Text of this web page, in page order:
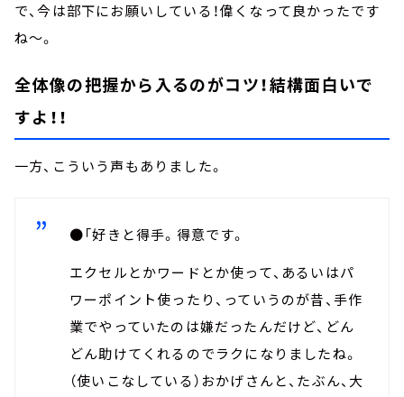
で、今は部下にお願いしている！偉くなって良かったです
ね～。
全体像の把握から入るのがコツ！結構面白いで
すよ！！
一方、こういう声もありました。
●「好きと得手。得意です。
エクセルとかワードとか使って、あるいはパ
ワーポイント使ったり、っていうのが昔、手作
業でやっていたのは嫌だったんだけど、どん
どん助けてくれるのでラクになりましたね。
（使いこなしている）おかげさんと、たぶん、大